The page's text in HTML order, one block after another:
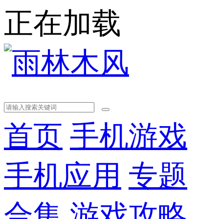
正在加载
首页 手机游戏
手机应用 专题